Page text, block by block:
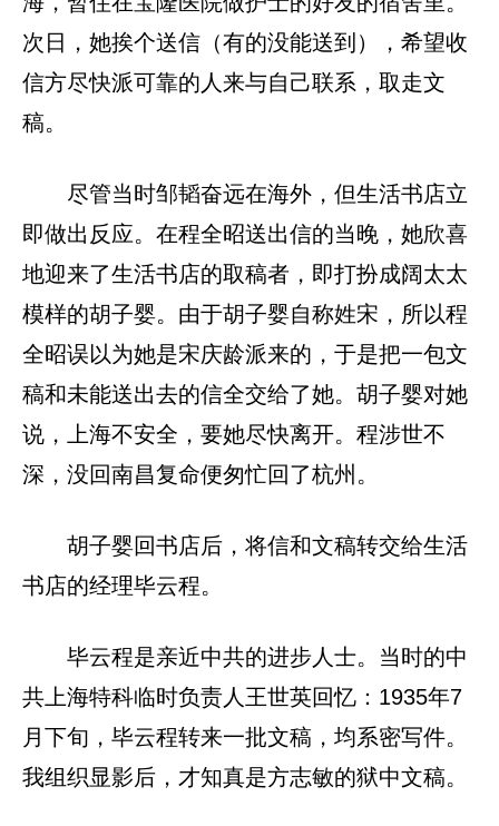
次日，她挨个送信（有的没能送到），希望收
信方尽快派可靠的人来与自己联系，取走文
稿。
尽管当时邹韬奋远在海外，但生活书店立
即做出反应。在程全昭送出信的当晚，她欣喜
地迎来了生活书店的取稿者，即打扮成阔太太
模样的胡子婴。由于胡子婴自称姓宋，所以程
全昭误以为她是宋庆龄派来的，于是把一包文
稿和未能送出去的信全交给了她。胡子婴对她
说，上海不安全，要她尽快离开。程涉世不
深，没回南昌复命便匆忙回了杭州。
胡子婴回书店后，将信和文稿转交给生活
书店的经理毕云程。
毕云程是亲近中共的进步人士。当时的中
共上海特科临时负责人王世英回忆：1935年7
月下旬，毕云程转来一批文稿，均系密写件。
我组织显影后，才知真是方志敏的狱中文稿。